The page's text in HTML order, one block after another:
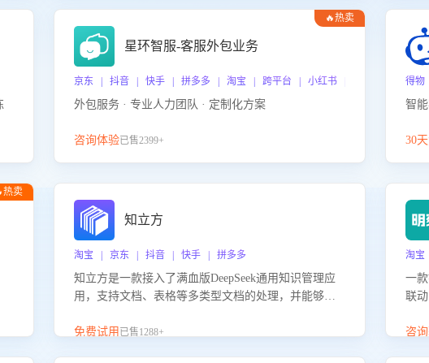
🔥热卖
星环智服-客服外包业务
京东 | 抖音 | 快手 | 拼多多 | 淘宝 | 跨平台 | 小红书 | 得物 | 企业微信
外包服务 · 专业人力团队 · 定制化方案
咨询体验已售2399+
得
智
30
热卖
知立方
淘宝 | 京东 | 抖音 | 快手 | 拼多多
知立方是一款接入了满血版DeepSeek通用知识管理应
用，支持文档、表格等多类型文档的处理，并能够基
景提供强大的知识支持，帮助用户高效管理和利用知
免费试用 已售1288+
淘
一
联
联
咨